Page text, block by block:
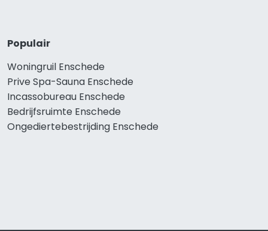
Populair
Woningruil Enschede
Prive Spa-Sauna Enschede
Incassobureau Enschede
Bedrijfsruimte Enschede
Ongediertebestrijding Enschede